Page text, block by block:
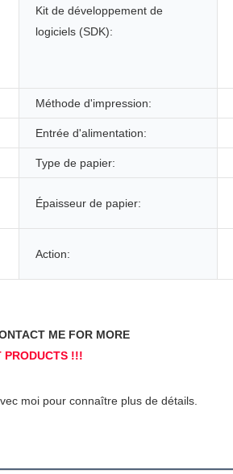
Kit de développement de
logiciels (SDK):
Méthode d'impression:
Entrée d'alimentation:
Type de papier:
Épaisseur de papier:
Action: